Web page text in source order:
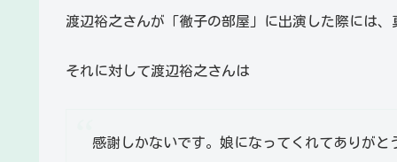
渡辺裕之さんが「徹子の部屋」に出演した際には
それに対して渡辺裕之さんは
感謝しかないです。娘になってくれてありがと